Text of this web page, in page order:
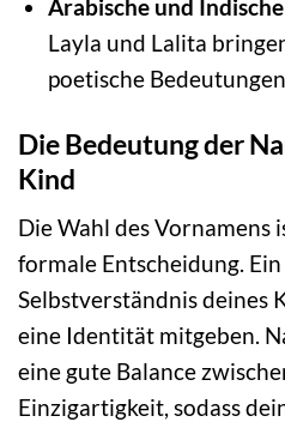
Arabische und
Layla und Lalita
poetische
Die Bedeutung der
Kind
Die Wahl des Vornamens
formale Entscheidung.
Selbstverständnis deines
eine Identität mitgeben.
eine gute Balance
Einzigartigkeit, sodass